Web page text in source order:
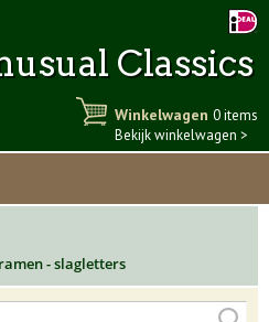
Classics
Winkelwagen 0 items
Bekijk winkelwagen >
- slagletters